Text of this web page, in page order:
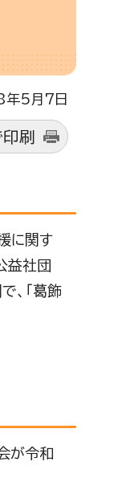
5月7日
刷
に関す
益社団
、「葛飾
が令和